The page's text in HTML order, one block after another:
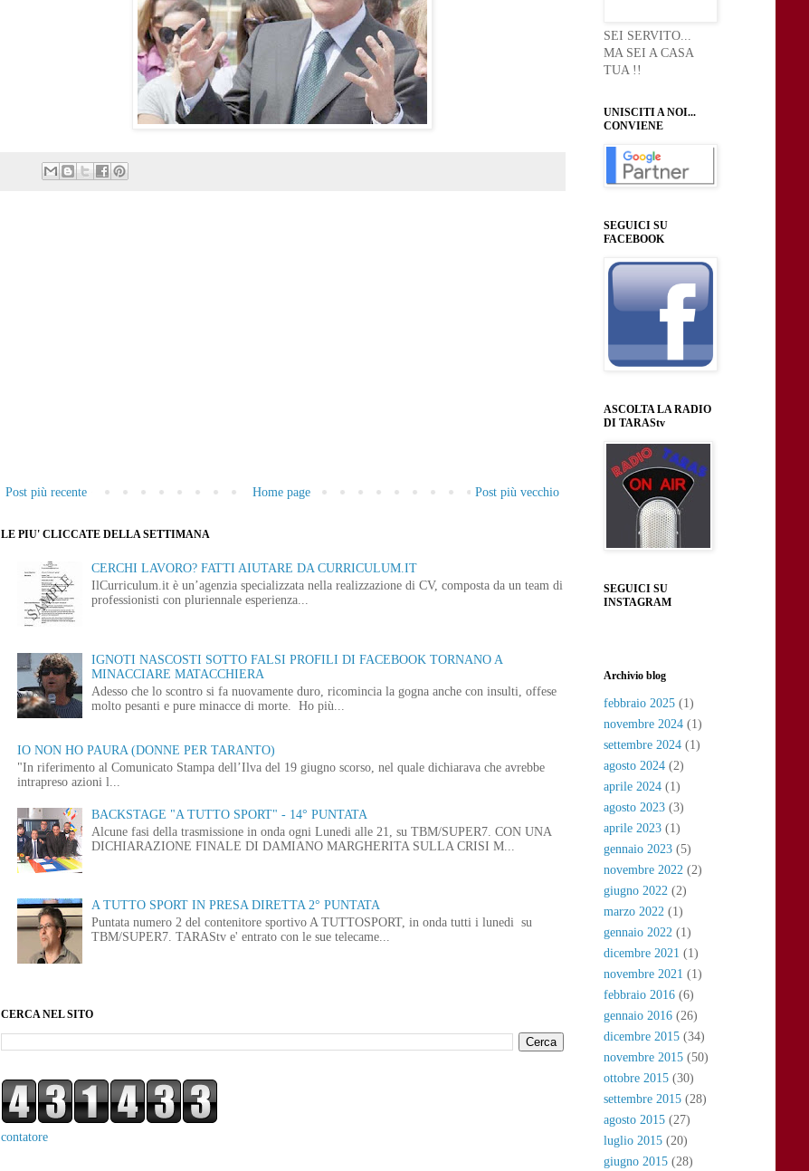
Post più recente Post più vecchio
Home page
LE PIU' CLICCATE DELLA SETTIMANA
CERCHI LAVORO? FATTI AIUTARE DA CURRICULUM.IT
IlCurriculum.it è un’agenzia specializzata nella realizzazione di CV, composta da un team di
professionisti con pluriennale esperienza...
IGNOTI NASCOSTI SOTTO FALSI PROFILI DI FACEBOOK TORNANO A
MINACCIARE MATACCHIERA
Adesso che lo scontro si fa nuovamente duro, ricomincia la gogna anche con insulti, offese
molto pesanti e pure minacce di morte. Ho più...
IO NON HO PAURA (DONNE PER TARANTO)
"In riferimento al Comunicato Stampa dell’Ilva del 19 giugno scorso, nel quale dichiarava che avrebbe
intrapreso azioni l...
BACKSTAGE "A TUTTO SPORT" - 14° PUNTATA
Alcune fasi della trasmissione in onda ogni Lunedi alle 21, su TBM/SUPER7. CON UNA
DICHIARAZIONE FINALE DI DAMIANO MARGHERITA SULLA CRISI M...
A TUTTO SPORT IN PRESA DIRETTA 2° PUNTATA
Puntata numero 2 del contenitore sportivo A TUTTOSPORT, in onda tutti i lunedi su
TBM/SUPER7. TARAStv e' entrato con le sue telecame...
CERCA NEL SITO
contatore
SEI SERVITO...
MA SEI A CASA
TUA !!
UNISCITI A NOI...
CONVIENE
SEGUICI SU
FACEBOOK
ASCOLTA LA RADIO
DI TARAStv
SEGUICI SU
INSTAGRAM
Archivio blog
febbraio 2025 (1)
novembre 2024 (1)
settembre 2024 (1)
agosto 2024 (2)
aprile 2024 (1)
agosto 2023 (3)
aprile 2023 (1)
gennaio 2023 (5)
novembre 2022 (2)
giugno 2022 (2)
marzo 2022 (1)
gennaio 2022 (1)
dicembre 2021 (1)
novembre 2021 (1)
febbraio 2016 (6)
gennaio 2016 (26)
dicembre 2015 (34)
novembre 2015 (50)
ottobre 2015 (30)
settembre 2015 (28)
agosto 2015 (27)
luglio 2015 (20)
giugno 2015 (28)